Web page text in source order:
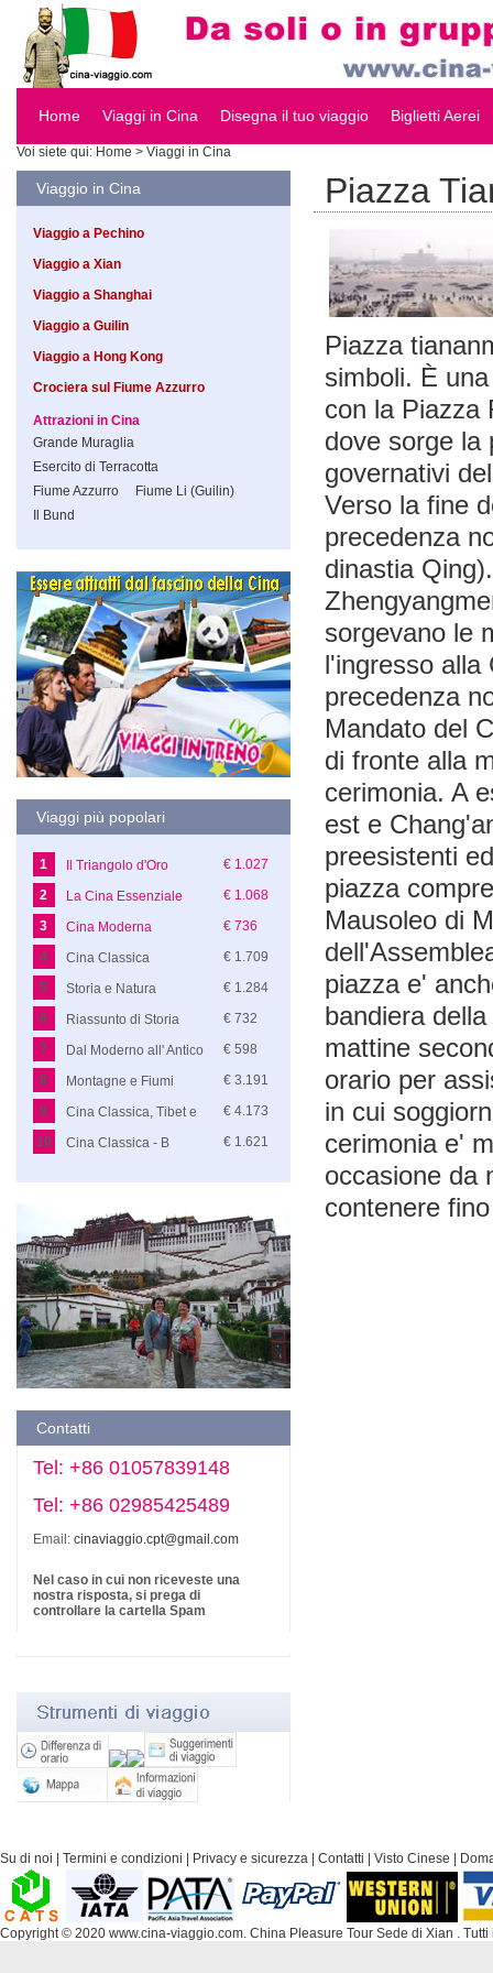
Home Viaggi in Cina Disegna il tuo viaggio Biglietti Aerei
Voi siete qui: Home > Viaggi in Cina
Viaggio in Cina
Viaggio a Pechino
Viaggio a Xian
Viaggio a Shanghai
Viaggio a Guilin
Viaggio a Hong Kong
Crociera sul Fiume Azzurro
Attrazioni in Cina
Grande Muraglia
Esercito di Terracotta
Fiume Azzurro
Fiume Li (Guilin)
Il Bund
Viaggi più popolari
1 Il Triangolo d'Oro
€ 1.027
2
La Cina Essenziale
€ 1.068
3
Cina Moderna
€ 736
4
Cina Classica
€ 1.709
5
Storia e Natura
€ 1.284
6
Riassunto di Storia
€ 732
7
Dal Moderno all' Antico
€ 598
8
Montagne e Fiumi
€ 3.191
9
Cina Classica, Tibet e
Fiume Azzurro
€ 4.173
10
Cina Classica - B € 1.621
Contatti
Tel: +86 01057839148
Tel: +86 02985425489
Email: cinaviaggio.cpt@gmail.com
Nel caso in cui non riceveste una
nostra risposta, si prega di
controllare la cartella Spam
Piazza
Piazza
simboli. È
con la Piazza
dove sorge la
governativi
Verso la fine
precedenza
dinastia
sorgevano le
l'ingresso alla
precedenza
Mandato del
di fronte alla
cerimonia. A
est e
preesistenti
piazza
Mausoleo di
piazza e'
bandiera
mattine
orario per
in cui
cerimonia e'
occasione da
contenere
Su di noi Termini e condizioni Privacy e sicurezza Contatti Visto Cinese
Copyright © 2020 www.cina-viaggio.com. China Pleasure Tour Sede di Xian . Tutti